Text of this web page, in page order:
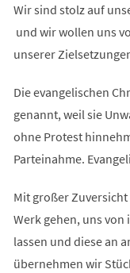
Wir sind stolz auf
und wir wollen uns
unserer
Die evangelischen
genannt, weil sie
ohne Protest
Parteinahme.
Mit großer
Werk gehen, uns von
lassen und diese an
übernehmen wir